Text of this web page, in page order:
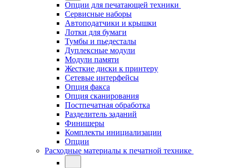
Опции для печатающей техники
Сервисные наборы
Автоподатчики и крышки
Лотки для бумаги
Тумбы и пьедесталы
Дуплексные модули
Модули памяти
Жесткие диски к принтеру
Сетевые интерфейсы
Опция факса
Опция сканирования
Постпечатная обработка
Разделитель заданий
Финишеры
Комплекты инициализации
Опции
Расходные материалы к печатной технике